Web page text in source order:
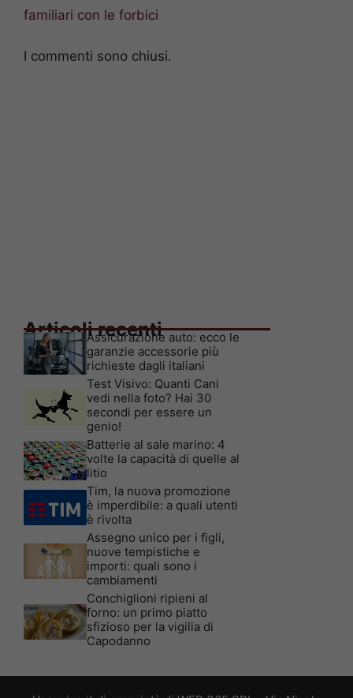
familiari con le forbici
I commenti sono chiusi.
Articoli recenti
Assicurazione auto: ecco le
garanzie accessorie più
richieste dagli italiani
Test Visivo: Quanti Cani
vedi nella foto? Hai 30
secondi per essere un
genio!
Batterie al sale marino: 4
volte la capacità di quelle al
litio
Tim, la nuova promozione
è imperdibile: a quali utenti
è rivolta
Assegno unico per i figli,
nuove tempistiche e
importi: quali sono i
cambiamenti
Conchiglioni ripieni al
forno: un primo piatto
sfizioso per la vigilia di
Capodanno